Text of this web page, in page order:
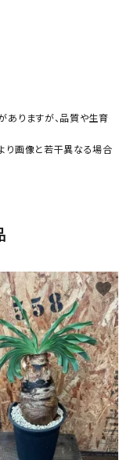
りますが、品質や生育
り画像と若干異なる場合
favorite